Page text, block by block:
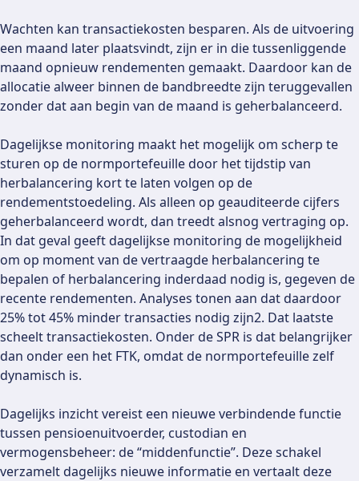
Wachten kan transactiekosten besparen. Als de uitvoering
een maand later plaatsvindt, zijn er in die tussenliggende
maand opnieuw rendementen gemaakt. Daardoor kan de
allocatie alweer binnen de bandbreedte zijn teruggevallen
zonder dat aan begin van de maand is geherbalanceerd.
Dagelijkse monitoring maakt het mogelijk om scherp te
sturen op de normportefeuille door het tijdstip van
herbalancering kort te laten volgen op de
rendementstoedeling. Als alleen op geauditeerde cijfers
geherbalanceerd wordt, dan treedt alsnog vertraging op.
In dat geval geeft dagelijkse monitoring de mogelijkheid
om op moment van de vertraagde herbalancering te
bepalen of herbalancering inderdaad nodig is, gegeven de
recente rendementen. Analyses tonen aan dat daardoor
25% tot 45% minder transacties nodig zijn2. Dat laatste
scheelt transactiekosten. Onder de SPR is dat belangrijker
dan onder een het FTK, omdat de normportefeuille zelf
dynamisch is.
Dagelijks inzicht vereist een nieuwe verbindende functie
tussen pensioenuitvoerder, custodian en
vermogensbeheer: de “middenfunctie”. Deze schakel
verzamelt dagelijks nieuwe informatie en vertaalt deze